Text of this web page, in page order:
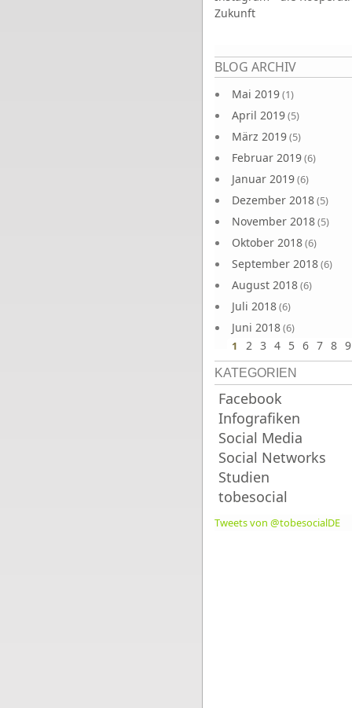
Zukunft
BLOG ARCHIV
Mai 2019(1)
April 2019(5)
März 2019(5)
Februar 2019(6)
Januar 2019(6)
Dezember 2018(5)
November 2018(5)
Oktober 2018(6)
September 2018(6)
August 2018(6)
Juli 2018(6)
Juni 2018(6)
Seiten
1 2 3 4 5 6 7 8 9
KATEGORIEN
Facebook
Infografiken
Social Media
Social Networks
Studien
tobesocial
Tweets von @tobesocialDE